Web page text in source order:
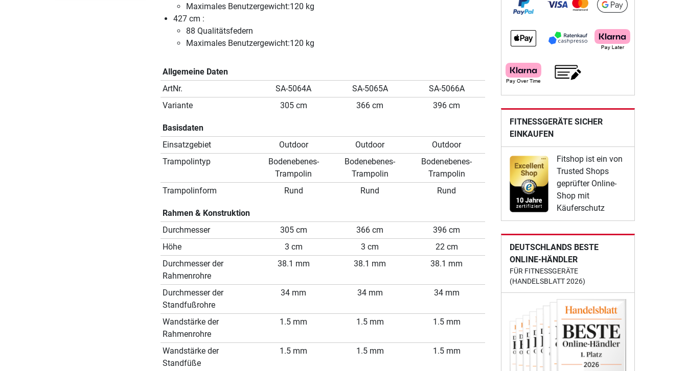
Maximales Benutzergewicht:120 kg
427 cm :
88 Qualitätsfedern
Maximales Benutzergewicht:120 kg
Allgemeine Daten
ArtNr.
SA-5064A SA-5065A
SA-5066A
Variante
305 cm 366 cm 396 cm
Basisdaten
Einsatzgebiet
Outdoor Outdoor
Outdoor
Trampolintyp
Bodenebenes-
Trampolin
Bodenebenes-
Trampolin
Bodenebenes-
Trampolin
Trampolinform
Rund Rund Rund
Rahmen & Konstruktion
Durchmesser
305 cm 366 cm
396 cm
Höhe
3 cm 3 cm
22 cm
Durchmesser der
Rahmenrohre
38.1 mm 38.1 mm 38.1 mm
Durchmesser der
Standfußrohre
34 mm 34 mm 34 mm
Wandstärke der
Rahmenrohre
1.5 mm 1.5 mm 1.5 mm
Wandstärke der
Standfüße
1.5 mm 1.5 mm 1.5 mm
FITNESSGERÄTE SICHER
EINKAUFEN
Fitshop ist ein von
Trusted Shops
geprüfter Online-
Shop mit
Käuferschutz
DEUTSCHLANDS BESTE
ONLINE-HÄNDLER
FÜR FITNESSGERÄTE
(HANDELSBLATT 2026)